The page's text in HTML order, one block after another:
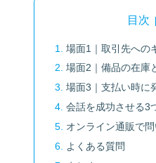
目次
場面1｜取引先への
場面2｜備品の在庫
場面3｜支払い時に
会話を成功させる3
オンライン通販で
よくある質問